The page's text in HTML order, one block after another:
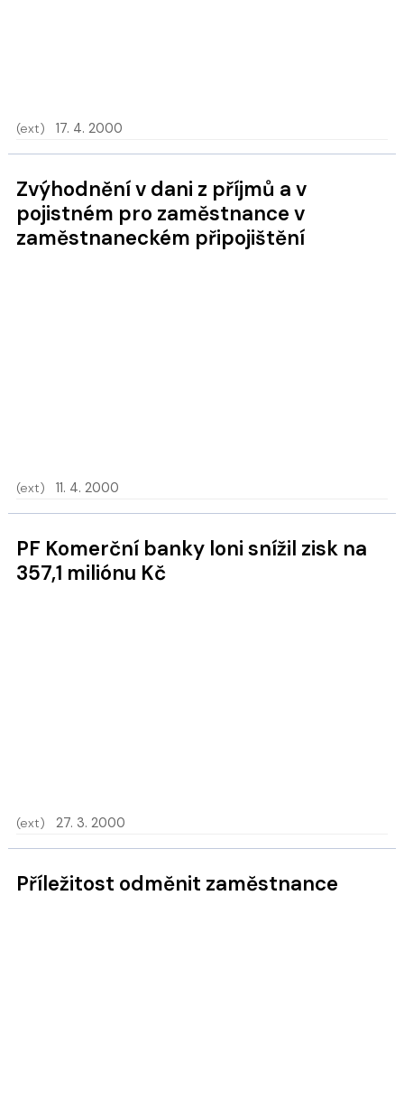
(ext) 17. 4. 2000
Zvýhodnění v dani z příjmů a v
pojistném pro zaměstnance v
zaměstnaneckém připojištění
(ext) 11. 4. 2000
PF Komerční banky loni snížil zisk na
357,1 miliónu Kč
(ext) 27. 3. 2000
Příležitost odměnit zaměstnance